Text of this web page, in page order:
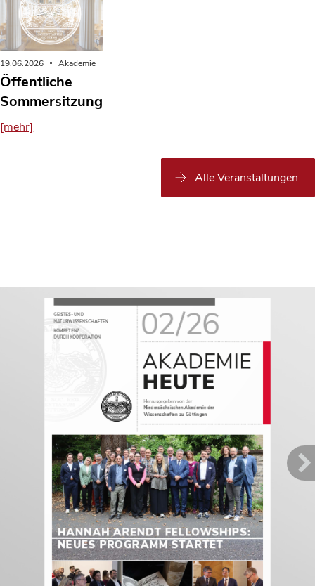
19.06.2026 Akademie
Öffentliche
Sommersitzung
[mehr]
Alle Veranstaltungen